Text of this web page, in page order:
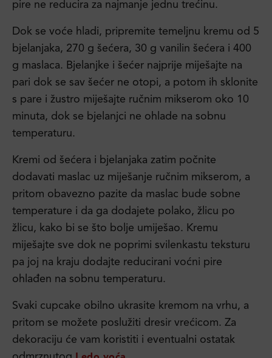
pire ne reducira za najmanje jednu trećinu.
Dok se voće hladi, pripremite temeljnu kremu od 5
bjelanjaka, 270 g šećera, 30 g vanilin šećera i 400
g maslaca. Bjelanjke i šećer najprije miješajte na
pari dok se sav šećer ne otopi, a potom ih sklonite
s pare i žustro miješajte ručnim mikserom oko 10
minuta, dok se bjelanjci ne ohlade na sobnu
temperaturu.
Kremi od šećera i bjelanjaka zatim počnite
dodavati maslac uz miješanje ručnim mikserom, a
pritom obavezno pazite da maslac bude sobne
temperature i da ga dodajete polako, žlicu po
žlicu, kako bi se što bolje umiješao. Kremu
miješajte sve dok ne poprimi svilenkastu teksturu
pa joj na kraju dodajte reducirani voćni pire
ohlađen na sobnu temperaturu.
Svaki cupcake obilno ukrasite kremom na vrhu, a
pritom se možete poslužiti dresir vrećicom. Za
dekoraciju će vam koristiti i eventualni ostatak